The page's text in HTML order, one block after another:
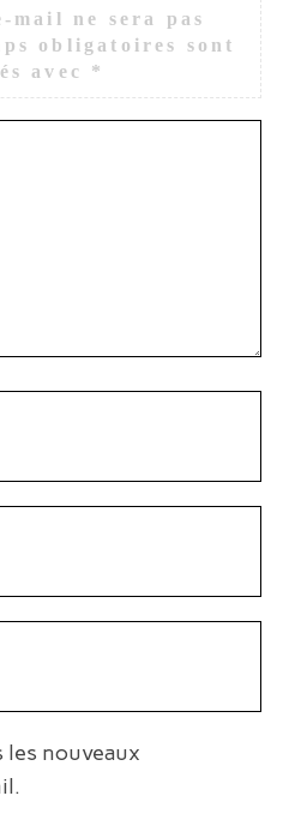
mail ne sera pas
obligatoires sont
avec *
les nouveaux